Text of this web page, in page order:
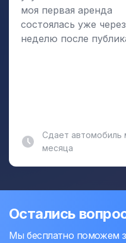
моя первая аренда
состоялась уже через
неделю после
Сдает автомобиль
месяца
Остались
Мы бесплатно поможем